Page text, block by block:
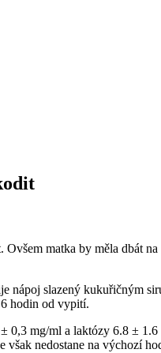
matka by měla dbát
nápoj slazený kukuřičným
hodin od vypití.
mg/ml a laktózy 6.8 ±
nedostane na výchozí